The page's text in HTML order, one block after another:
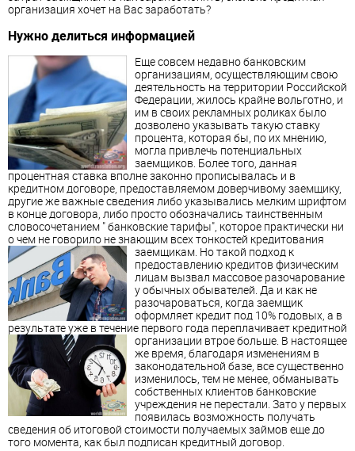
организация хочет на Вас заработать?
Нужно делиться информацией
Еще совсем недавно банковским
организациям, осуществляющим свою
деятельность на территории Российской
Федерации, жилось крайне вольготно, и
им в своих рекламных роликах было
дозволено указывать такую ставку
процента, которая бы, по их мнению,
могла привлечь потенциальных
заемщиков. Более того, данная
процентная ставка вполне законно прописывалась и в
кредитном договоре, предоставляемом доверчивомузаемщику,
другие же важные сведения либо указывались мелким шрифтом
в конце договора, либо просто обозначались таинственным
словосочетанием " банковские тарифы", которое практически ни
о чем не говорило не знающим всех тонкостей кредитования
заемщикам. Но такой подход к
предоставлению кредитов физическим
лицам вызвал массовое разочарование
у обычных обывателей. Да и как не
разочароваться, когда заемщик
оформляет кредит под 10% годовых, а в
результате уже в течение первого года переплачивает кредитной
организации втрое больше. В настоящее
же время, благодаря изменениям в
законодательной базе, все существенно
изменилось, тем не менее, обманывать
собственных клиентов банковские
учреждения не перестали. Зато у первых
появилась возможность получать
сведения об итоговой стоимости получаемых займов еще до
того момента, как был подписан кредитный договор.